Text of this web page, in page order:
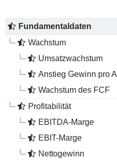
Fundamentaldaten
Wachstum
Umsatzwachstum
Anstieg Gewinn pro Aktie
Wachstum des FCF
Profitabilität
EBITDA-Marge
EBIT-Marge
Nettogewinn